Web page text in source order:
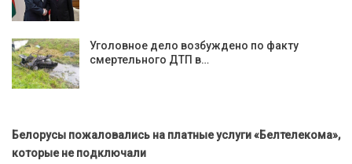
Уголовное дело возбуждено по факту
смертельного ДТП в…
Белорусы пожаловались на платные услуги «Белтелекома»,
которые не подключали